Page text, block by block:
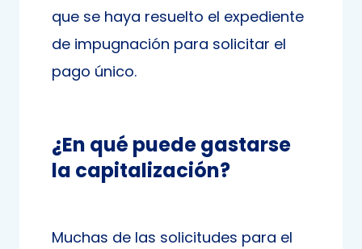
que se haya resuelto el expediente
de impugnación para solicitar el
pago único.
¿En qué puede gastarse
la capitalización?
Muchas de las solicitudes para el